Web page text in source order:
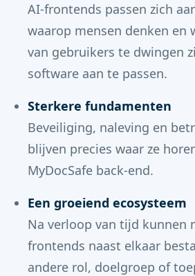
AI-frontends passen zich
waarop mensen denken en
van gebruikers te dwingen
software aan te passen.
Sterkere fundamenten
Beveiliging, naleving en
blijven precies waar ze
MyDocSafe back-end.
Een groeiend ecosysteem
Na verloop van tijd kunnen
frontends naast elkaar
andere rol, doelgroep of